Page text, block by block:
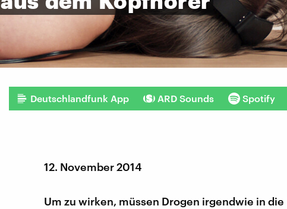
Deutschlandfunk App ARD Sounds Spotify
12. November 2014
Um zu wirken, müssen Drogen irgendwie in